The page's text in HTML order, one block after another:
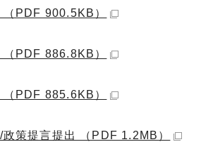
PDF 900.5KB）
PDF 886.8KB）
PDF 885.6KB）
策提言提出 （PDF 1.2MB）